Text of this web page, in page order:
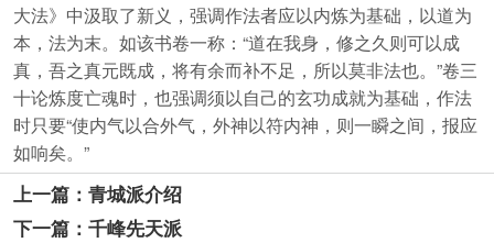
大法》中汲取了新义，强调作法者应以内炼为基础，以道为
本，法为末。如该书卷一称：“道在我身，修之久则可以成
真，吾之真元既成，将有余而补不足，所以莫非法也。”卷三
十论炼度亡魂时，也强调须以自己的玄功成就为基础，作法
时只要“使内气以合外气，外神以符内神，则一瞬之间，报应
如响矣。”
上一篇：青城派介绍
下一篇：千峰先天派